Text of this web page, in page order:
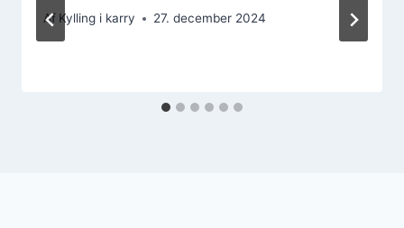
Af Kylling i karry 27. december 2024